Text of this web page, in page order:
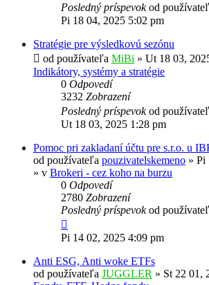
Posledný príspevokod
Pi 18 04, 2025 5:02 pm
Stratégie pre výsledkovú sezónu
od používateľa MiBi » Ut 18 03,
Indikátory, systémy a stratégie
0 Odpovedí
3232 Zobrazení
Posledný príspevokod
Ut 18 03, 2025 1:28 pm
Pomoc pri zakladaní účtu pre s.r.o. u
od používateľa pouzivatelskemeno » Pi
» v Brokeri - cez koho na burzu
0 Odpovedí
2780 Zobrazení
Posledný príspevokod
Pi 14 02, 2025 4:09 pm
Anti ESG, Anti woke ETFs
od používateľa JUGGLER » St 22 01,